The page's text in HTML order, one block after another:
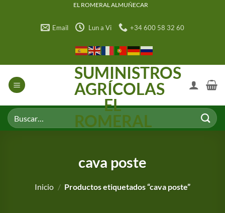
EL ROMERAL ALMUÑECAR
Email Lun a Vi +34 600 58 32 60
SUMINISTROS
AGRÍCOLAS
EL
ROMERAL
Buscar
por:
cava poste
Inicio / Productos etiquetados “cava poste”